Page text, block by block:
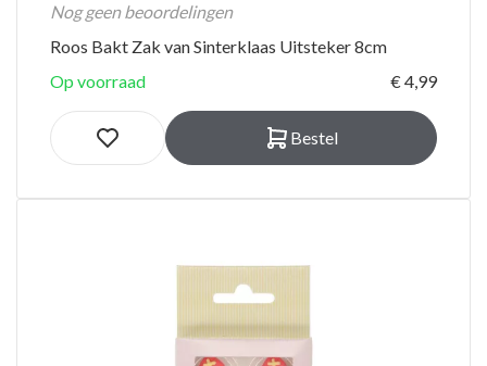
Nog geen beoordelingen
Roos Bakt Zak van Sinterklaas Uitsteker 8cm
Op voorraad
€ 4,99
Bestel